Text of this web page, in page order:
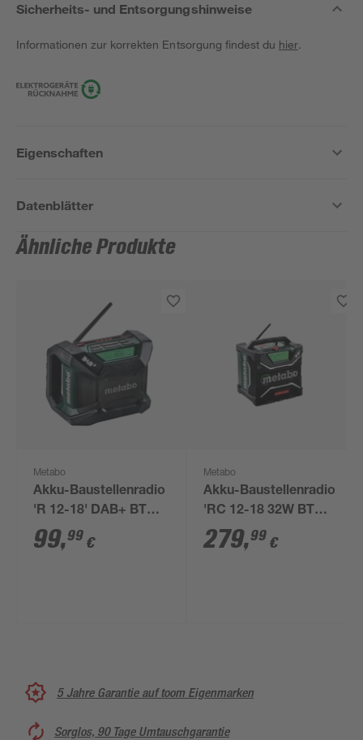
Sicherheits- und Entsorgungshinweise
Informationen zur korrekten Entsorgung findest du hier.
Eigenschaften
Datenblätter
Ähnliche Produkte
Metabo
Akku-Baustellenradio
'R 12-18' DAB+ BT
mit Bluetooth, ohne
Akku
99,99 €
Metabo
Akku-Baustellenradio
'RC 12-18 32W BT
DAB+' 12-18 V ohne
Akku
279,99 €
5 Jahre Garantie auf toom Eigenmarken
Sorglos, 90 Tage Umtauschgarantie